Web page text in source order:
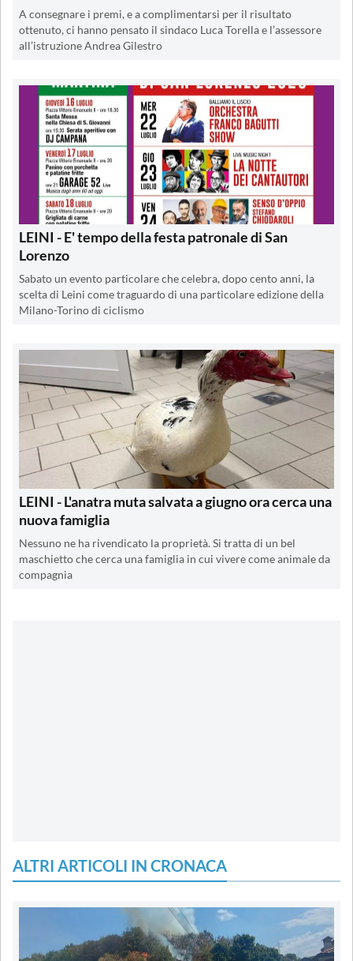
A consegnare i premi, e a complimentarsi per il risultato
ottenuto, ci hanno pensato il sindaco Luca Torella e l’assessore
all’istruzione Andrea Gilestro
LEINI - E' tempo della festa patronale di San
Lorenzo
Sabato un evento particolare che celebra, dopo cento anni, la
scelta di Leini come traguardo di una particolare edizione della
Milano-Torino di ciclismo
LEINI - L'anatra muta salvata a giugno ora cerca una
nuova famiglia
Nessuno ne ha rivendicato la proprietà. Si tratta di un bel
maschietto che cerca una famiglia in cui vivere come animale da
compagnia
ALTRI ARTICOLI IN CRONACA